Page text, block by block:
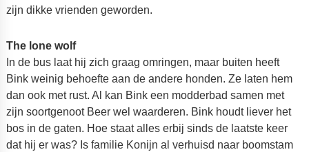
zijn dikke vrienden geworden.
The lone wolf
In de bus laat hij zich graag omringen, maar buiten heeft
Bink weinig behoefte aan de andere honden. Ze laten hem
dan ook met rust. Al kan Bink een modderbad samen met
zijn soortgenoot Beer wel waarderen. Bink houdt liever het
bos in de gaten. Hoe staat alles erbij sinds de laatste keer
dat hij er was? Is familie Konijn al verhuisd naar boomstam